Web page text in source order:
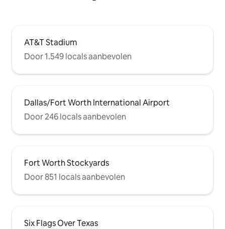
AT&T Stadium
Door 1.549 locals aanbevolen
Dallas/Fort Worth International Airport
Door 246 locals aanbevolen
Fort Worth Stockyards
Door 851 locals aanbevolen
Six Flags Over Texas